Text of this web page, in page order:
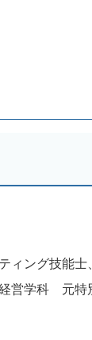
ング技能
営学科 元特